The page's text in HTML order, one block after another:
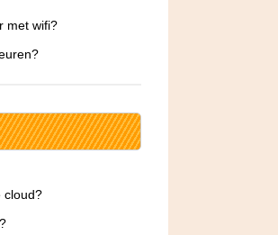
met wifi?
cloud?